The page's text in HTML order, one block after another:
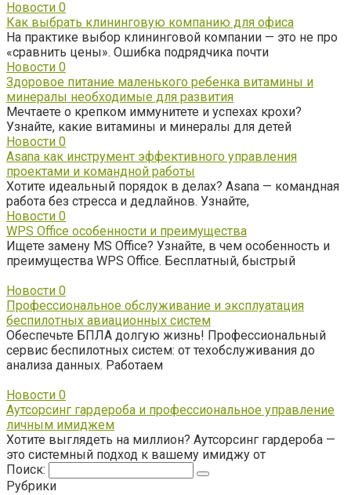
Новости 0
Как выбрать клининговую компанию для офиса
На практике выбор клининговой компании — это не про
«сравнить цены». Ошибка подрядчика почти
Новости 0
Здоровое питание маленького ребенка витамины и
минералы необходимые для развития
Мечтаете о крепком иммунитете и успехах крохи?
Узнайте, какие витамины и минералы для детей
Новости 0
Asana как инструмент эффективного управления
проектами и командной работы
Хотите идеальный порядок в делах? Asana — командная
работа без стресса и дедлайнов. Узнайте,
Новости 0
WPS Office особенности и преимущества
Ищете замену MS Office? Узнайте, в чем особенность и
преимущества WPS Office. Бесплатный, быстрый
Новости 0
Профессиональное обслуживание и эксплуатация
беспилотных авиационных систем
Обеспечьте БПЛА долгую жизнь! Профессиональный
сервис беспилотных систем: от техобслуживания до
анализа данных. Работаем
Новости 0
Аутсорсинг гардероба и профессиональное управление
личным имиджем
Хотите выглядеть на миллион? Аутсорсинг гардероба —
это системный подход к вашему имиджу от
Поиск:
Рубрики